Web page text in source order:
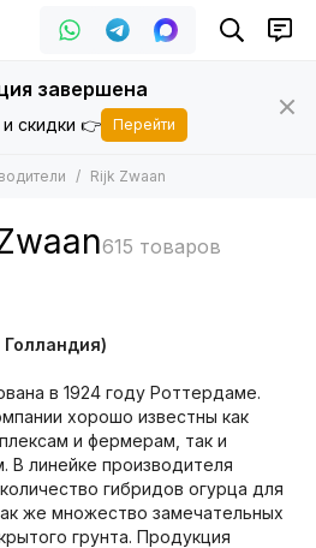
скидки 👉
завершена
Перейти
Rijk Zwaan
в 1924 году Роттердаме.
хорошо известны как
и фермерам, так и
В линейке производителя
гибридов огурца для
же множество замечательных
грунта. Продукция